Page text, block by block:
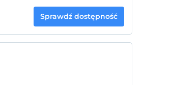
Sprawdź dostępność